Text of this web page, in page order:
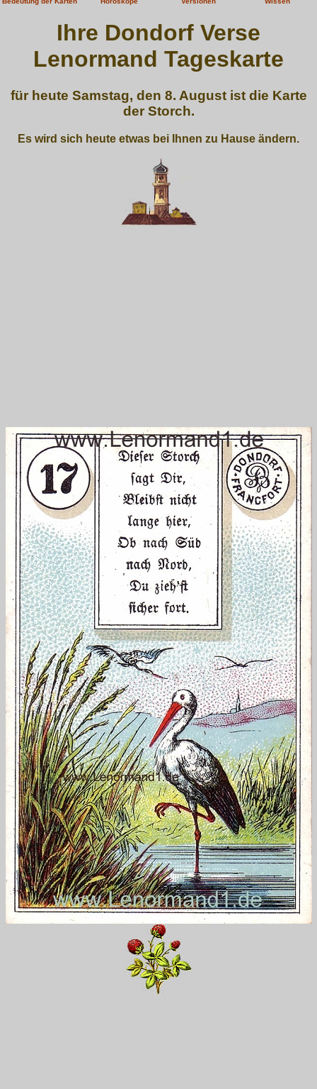
Ihre Dondorf Verse
Lenormand Tageskarte
für heute Samstag, den 8. August ist die Karte
der Storch.
Es wird sich heute etwas bei Ihnen zu Hause ändern.